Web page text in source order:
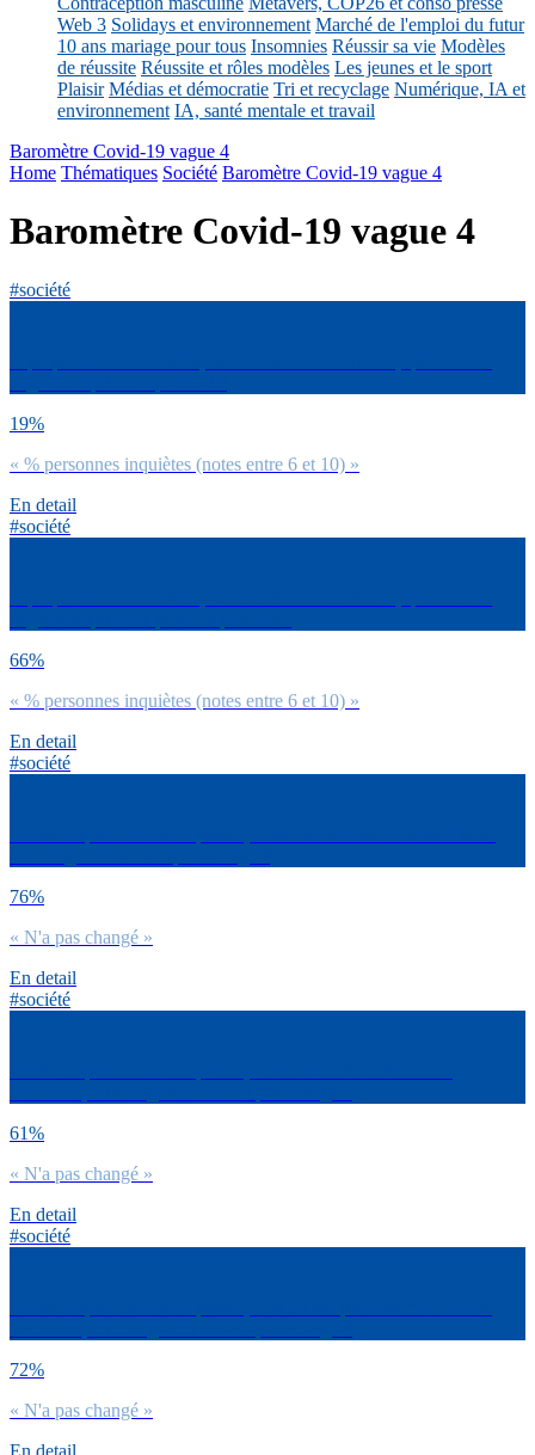
Web 3 Solidays et environnement Marché de l'emploi du futur
10 ans mariage pour tous Insomnies Réussir sa vie Modèles
de réussite Réussite et rôles modèles Les jeunes et le sport
Plaisir Médias et démocratie Tri et recyclage Numérique, IA et
environnement IA, santé mentale et travail
Baromètre Covid-19 vague 4
Home Thématiques Société Baromètre Covid-19 vague 4
Baromètre Covid-19 vague 4
#société
19%
« % personnes inquiètes (notes entre 6 et 10) »
En detail
#société
66%
« % personnes inquiètes (notes entre 6 et 10) »
En detail
#société
76%
« N'a pas changé »
En detail
#société
61%
« N'a pas changé »
En detail
#société
72%
« N'a pas changé »
En detail